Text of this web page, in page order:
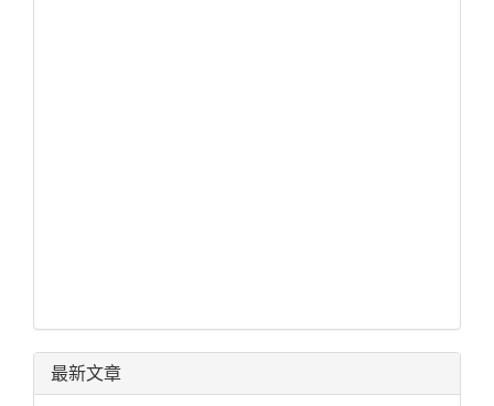
最新文章